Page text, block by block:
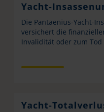
Yacht-
Die Pantaenius-Yacht-
versichert die
Invalidität oder zum
Yacht-